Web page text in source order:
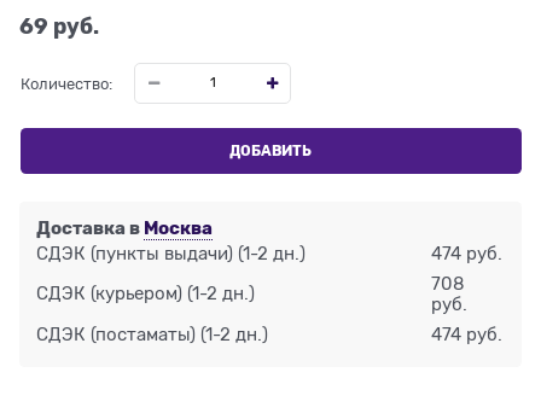
69 руб.
Количество:
ДОБАВИТЬ
Доставка в Москва
СДЭК (пункты выдачи) (1-2 дн.) 474 руб.
СДЭК (курьером) (1-2 дн.)
708
руб.
СДЭК (постаматы) (1-2 дн.) 474 руб.